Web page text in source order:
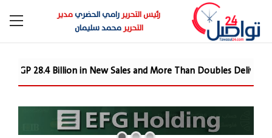
رئيس التحريررامي الحضريمدير
التحريرمحمد سليمان
EGP 28.4 Billion in New Sales and More Than Doubles